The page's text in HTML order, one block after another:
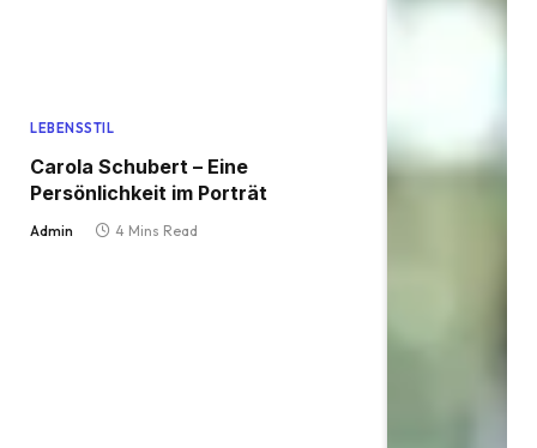
LEBENSSTIL
Carola Schubert – Eine
Persönlichkeit im Porträt
Admin 4 Mins Read